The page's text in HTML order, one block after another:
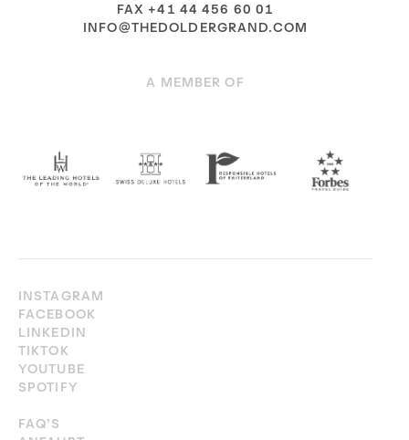
FAX +41 44 456 60 01
INFO@THEDOLDERGRAND.COM
A MEMBER OF
INSTAGRAM
FACEBOOK
LINKEDIN
TIKTOK
YOUTUBE
SPOTIFY
FAQ’S